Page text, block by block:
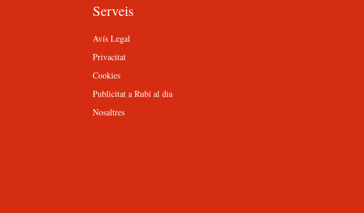
Serveis
Avís Legal
Privacitat
Cookies
Publicitat a Rubí al dia
Nosaltres